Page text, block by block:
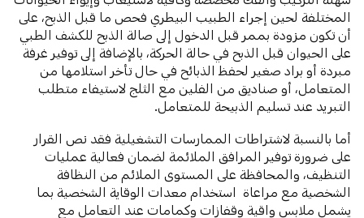
المختلفة لحين إجراء الطبيب البيطري فحص ما قبل الذبح، على
أن تكون مزودة بممر قبل الدخول إلى صالة الذبح للكشف الطبي
على الحيوان قبل الذبح في حالة الحركة، بالإضافة إلى توفير غرفة
مبردة أو براد صغير لحفظ الذبائح في حال تأخر استلامها من
المتعامل، أو صناديق من الفلين مع الثلج لاستيفاء متطلب
التبريد عند تسليم الذبيحة للمتعامل.
أما بالنسبة لاشتراطات الممارسات التشغيلية فقد نص القرار
على ضرورة توفير المرافق الملائمة لضمان فعالية عمليات
التنظيف، والمحافظة على المستوى الملائم من النظافة
الشخصية مع مراعاة استخدام معدات الوقاية الشخصية بما
يشمل ملابس واقية وقفازات وكمامات عند التعامل مع